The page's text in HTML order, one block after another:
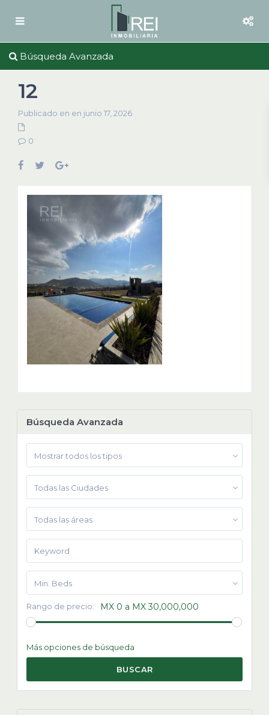
Búsqueda Avanzada
12
Publicado en en junio 17, 2026
0
Búsqueda Avanzada
Mostrar todos los tipos
Todas las Ciudades
Todas las áreas
Min. Beds
Rango de precio: MX 0 a MX 30,000,000
Más opciones de búsqueda
BUSCAR